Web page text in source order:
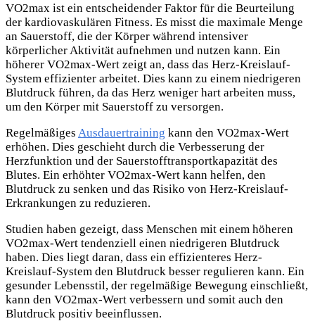
VO2max ist ein entscheidender Faktor für die Beurteilung
der kardiovaskulären Fitness. Es misst die maximale Menge
an Sauerstoff, die der Körper während intensiver
körperlicher Aktivität aufnehmen und nutzen kann. Ein
höherer VO2max-Wert zeigt an, dass das Herz-Kreislauf-
System effizienter arbeitet. Dies kann zu einem niedrigeren
Blutdruck führen, da das Herz weniger hart arbeiten muss,
um den Körper mit Sauerstoff zu versorgen.
Regelmäßiges Ausdauertraining kann den VO2max-Wert
erhöhen. Dies geschieht durch die Verbesserung der
Herzfunktion und der Sauerstofftransportkapazität des
Blutes. Ein erhöhter VO2max-Wert kann helfen, den
Blutdruck zu senken und das Risiko von Herz-Kreislauf-
Erkrankungen zu reduzieren.
Studien haben gezeigt, dass Menschen mit einem höheren
VO2max-Wert tendenziell einen niedrigeren Blutdruck
haben. Dies liegt daran, dass ein effizienteres Herz-
Kreislauf-System den Blutdruck besser regulieren kann. Ein
gesunder Lebensstil, der regelmäßige Bewegung einschließt,
kann den VO2max-Wert verbessern und somit auch den
Blutdruck positiv beeinflussen.